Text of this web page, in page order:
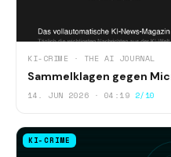
KI-CRIME · THE AI JOURNAL
Sammelklagen gegen
14. JUN 2026 · 04:19 2/10
KI-CRIME